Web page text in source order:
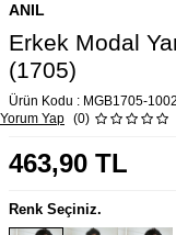
ANIL
Erkek Modal
(1705)
Ürün Kodu : MGB1705-1002
Yorum Yap (0)
463,90 TL
Renk Seçiniz.